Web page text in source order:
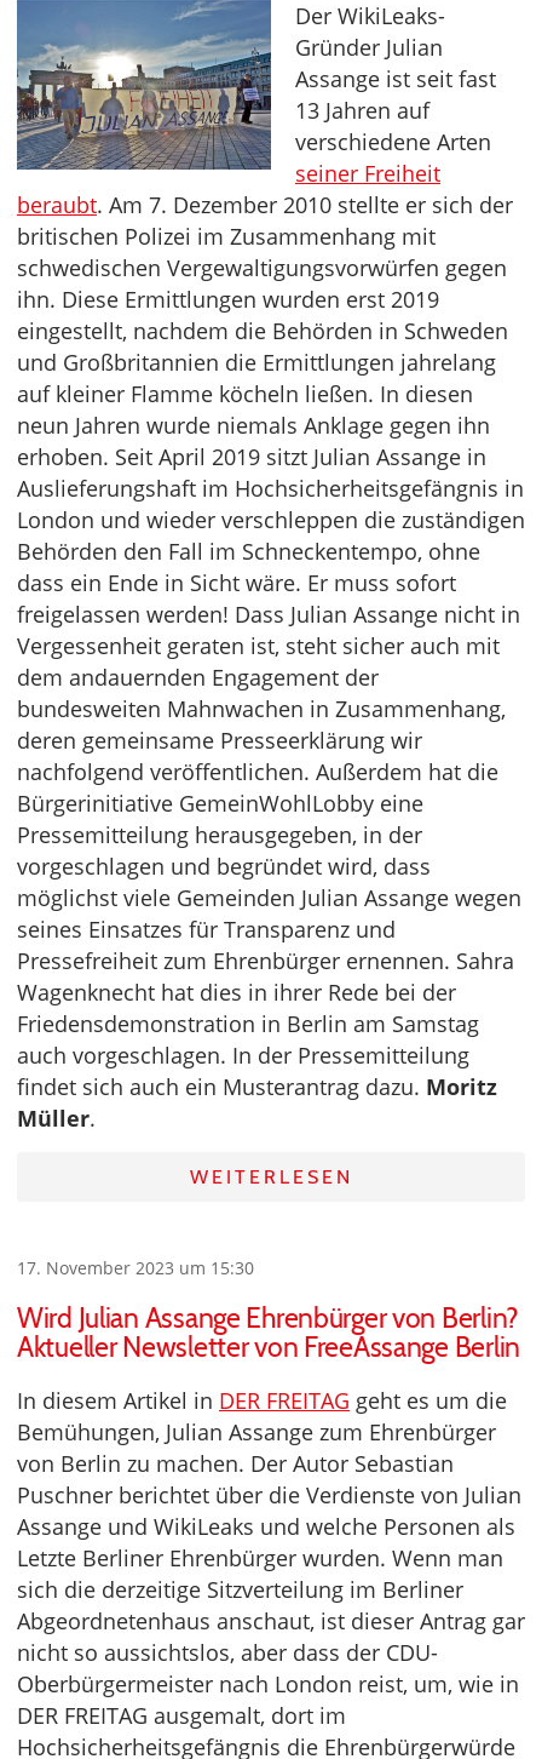
Der WikiLeaks-
Gründer Julian
Assange ist seit fast
13 Jahren auf
verschiedene Arten
seiner Freiheit
beraubt. Am 7. Dezember 2010 stellte er sich der
britischen Polizei im Zusammenhang mit
schwedischen Vergewaltigungsvorwürfen gegen
ihn. Diese Ermittlungen wurden erst 2019
eingestellt, nachdem die Behörden in Schweden
und Großbritannien die Ermittlungen jahrelang
auf kleiner Flamme köcheln ließen. In diesen
neun Jahren wurde niemals Anklage gegen ihn
erhoben. Seit April 2019 sitzt Julian Assange in
Auslieferungshaft im Hochsicherheitsgefängnis in
London und wieder verschleppen die zuständigen
Behörden den Fall im Schneckentempo, ohne
dass ein Ende in Sicht wäre. Er muss sofort
freigelassen werden! Dass Julian Assange nicht in
Vergessenheit geraten ist, steht sicher auch mit
dem andauernden Engagement der
bundesweiten Mahnwachen in Zusammenhang,
deren gemeinsame Presseerklärung wir
nachfolgend veröffentlichen. Außerdem hat die
Bürgerinitiative GemeinWohlLobby eine
Pressemitteilung herausgegeben, in der
vorgeschlagen und begründet wird, dass
möglichst viele Gemeinden Julian Assange wegen
seines Einsatzes für Transparenz und
Pressefreiheit zum Ehrenbürger ernennen. Sahra
Wagenknecht hat dies in ihrer Rede bei der
Friedensdemonstration in Berlin am Samstag
auch vorgeschlagen. In der Pressemitteilung
findet sich auch ein Musterantrag dazu. Moritz
Müller.
WEITERLESEN
17. November 2023 um 15:30
Wird Julian Assange Ehrenbürger von Berlin?
Aktueller Newsletter von FreeAssange Berlin
In diesem Artikel in DER FREITAG geht es um die
Bemühungen, Julian Assange zum Ehrenbürger
von Berlin zu machen. Der Autor Sebastian
Puschner berichtet über die Verdienste von Julian
Assange und WikiLeaks und welche Personen als
Letzte Berliner Ehrenbürger wurden. Wenn man
sich die derzeitige Sitzverteilung im Berliner
Abgeordnetenhaus anschaut, ist dieser Antrag gar
nicht so aussichtslos, aber dass der CDU-
Oberbürgermeister nach London reist, um, wie in
DER FREITAG ausgemalt, dort im
Hochsicherheitsgefängnis die Ehrenbürgerwürde